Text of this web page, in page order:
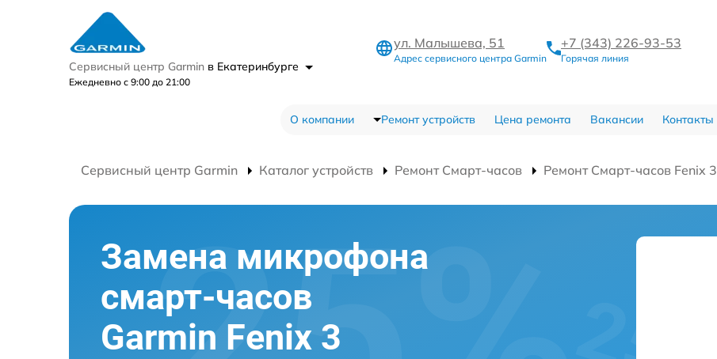
Сервисный центр Garmin в Екатеринбурге
Ежедневно с 9:00 до 21:00
ул. Малышева, 51
Адрес сервисного центра Garmin
+7 (343) 226-93-53
Горячая линия
О компании Ремонт устройств Цена ремонта Вакансии Контакты
Сервисный центр Garmin Каталог устройств Ремонт Смарт-часов Ремонт Смарт-часов Fenix 3
Замена микрофона
смарт-часов
Garmin Fenix 3